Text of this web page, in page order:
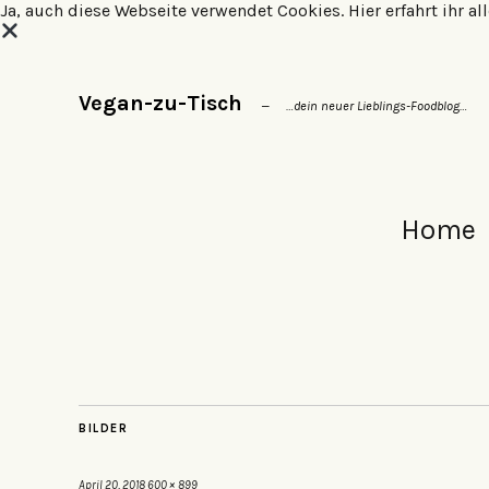
Ja, auch diese Webseite verwendet Cookies. Hier erfahrt ihr
Vegan-zu-Tisch …dein neuer Lieblings-Foodblog…
Home
BILDER
April 20, 2018600 × 899